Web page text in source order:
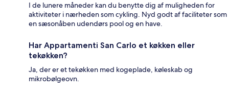
I de lunere måneder kan du benytte dig af muligheden for
aktiviteter i nærheden som cykling. Nyd godt af faciliteter som
en sæsonåben udendørs pool og en have.
Har Appartamenti San Carlo et køkken eller
tekøkken?
Ja, der er et tekøkken med kogeplade, køleskab og
mikrobølgeovn.